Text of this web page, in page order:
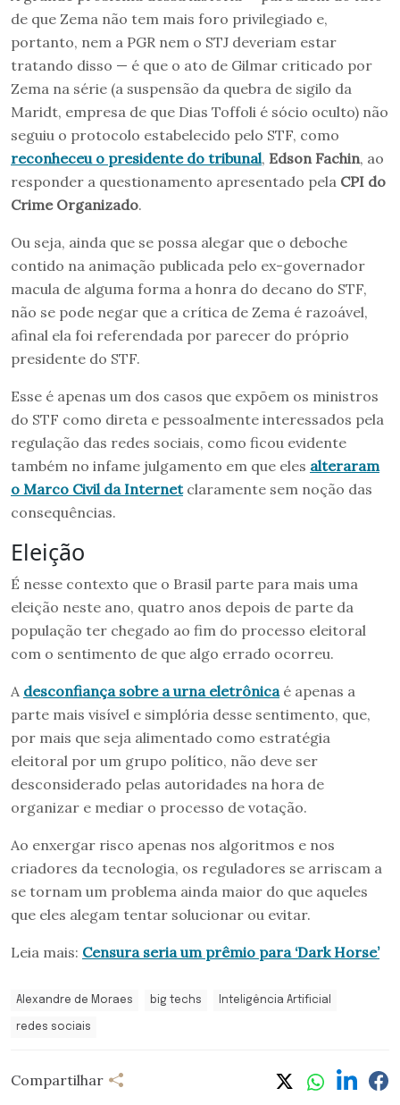
de que Zema não tem mais foro privilegiado e,
portanto, nem a PGR nem o STJ deveriam estar
tratando disso — é que o ato de Gilmar criticado por
Zema na série (a suspensão da quebra de sigilo da
Maridt, empresa de que Dias Toffoli é sócio oculto) não
seguiu o protocolo estabelecido pelo STF, como
reconheceu o presidente do tribunal, Edson Fachin, ao
responder a questionamento apresentado pela CPI do
Crime Organizado.
Ou seja, ainda que se possa alegar que o deboche
contido na animação publicada pelo ex-governador
macula de alguma forma a honra do decano do STF,
não se pode negar que a crítica de Zema é razoável,
afinal ela foi referendada por parecer do próprio
presidente do STF.
Esse é apenas um dos casos que expõem os ministros
do STF como direta e pessoalmente interessados pela
regulação das redes sociais, como ficou evidente
também no infame julgamento em que eles alteraram
o Marco Civil da Internetclaramente sem noção das
consequências.
Eleição
É nesse contexto que o Brasil parte para mais uma
eleição neste ano, quatro anos depois de parte da
população ter chegado ao fim do processo eleitoral
com o sentimento de que algo errado ocorreu.
A desconfiança sobre a urna eletrônicaé apenas a
parte mais visível e simplória desse sentimento, que,
por mais que seja alimentado como estratégia
eleitoral por um grupo político, não deve ser
desconsiderado pelas autoridades na hora de
organizar e mediar o processo de votação.
Ao enxergar risco apenas nos algoritmos e nos
criadores da tecnologia, os reguladores se arriscam a
se tornam um problema ainda maior do que aqueles
que eles alegam tentar solucionar ou evitar.
Leia mais: Censura seria um prêmio para ‘Dark Horse’
Alexandre de Moraes big techs Inteligência Artificial
redes sociais
Compartilhar